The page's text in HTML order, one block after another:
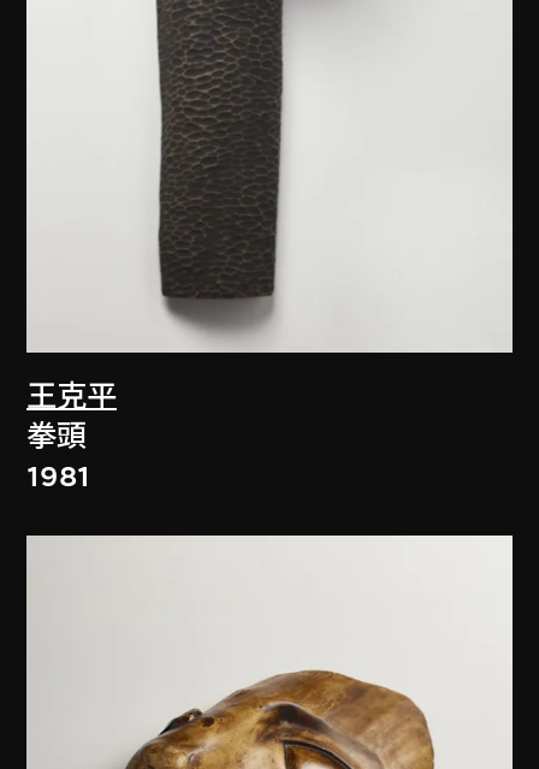
王克平
拳頭
1981